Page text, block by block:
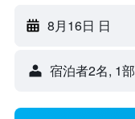
8月16日 日
宿泊者2名, 1​